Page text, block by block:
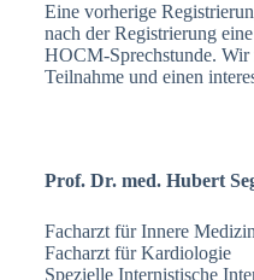
Eine vorherige
nach der Registrierung
HOCM-Sprechstunde. Wir
Teilnahme und einen
Prof. Dr. med. Hubert
Facharzt für Innere Medizin
Facharzt für Kardiologie
Spezielle Internistische